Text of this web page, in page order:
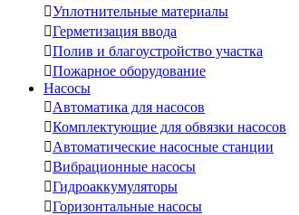
Уплотнительные материалы
Герметизация ввода
Полив и благоустройство участка
Пожарное оборудование
Насосы
Автоматика для насосов
Комплектующие для обвязки насосов
Автоматические насосные станции
Вибрационные насосы
Гидроаккумуляторы
Горизонтальные насосы